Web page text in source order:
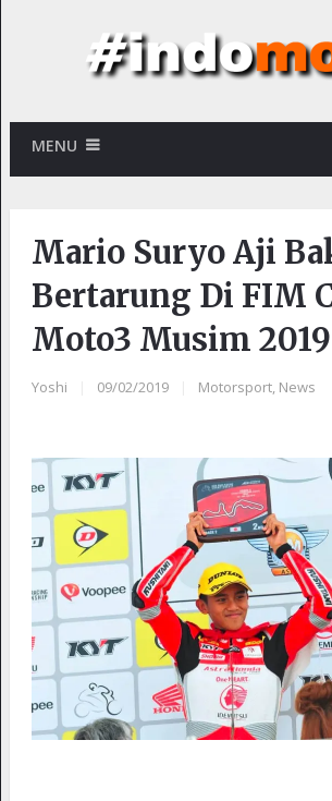
MENU
Mario Suryo Aji
Bertarung Di FIM
Moto3 Musim 2019
Yoshi 09/02/2019 Motorsport, News